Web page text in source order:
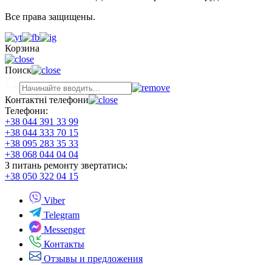
Все права защищены.
Корзина
Поиск
Контактні телефони
Телефони:
+38 044 391 33 99
+38 044 333 70 15
+38 095 283 35 33
+38 068 044 04 04
З питань ремонту звертатись:
+38 050 322 04 15
Viber
Telegram
Messenger
Контакты
Отзывы и предложения